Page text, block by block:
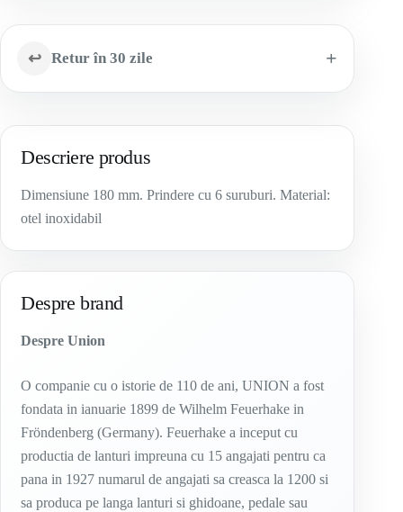
↩ Retur în 30 zile
Descriere produs
Dimensiune 180 mm. Prindere cu 6 suruburi. Material:
otel inoxidabil
Despre brand
Despre Union
O companie cu o istorie de 110 de ani, UNION a fost
fondata in ianuarie 1899 de Wilhelm Feuerhake in
Fröndenberg (Germany). Feuerhake a inceput cu
productia de lanturi impreuna cu 15 angajati pentru ca
pana in 1927 numarul de angajati sa creasca la 1200 si
sa produca pe langa lanturi si ghidoane, pedale sau